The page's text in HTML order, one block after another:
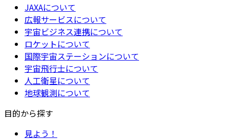
JAXAについて
広報サービスについて
宇宙ビジネス連携について
ロケットについて
国際宇宙ステーションについて
宇宙飛行士について
人工衛星について
地球観測について
目的から探す
見よう！